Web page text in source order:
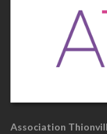
Association